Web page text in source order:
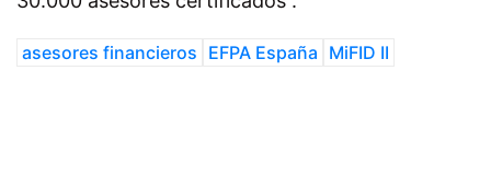
asesores financieros EFPA España MiFID II